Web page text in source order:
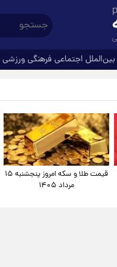
بین‌الملل اجتماعی فرهنگیورزشی
قیمت طلا و سکه امروز پنجشنبه ۱۵
مرداد ۱۴۰۵